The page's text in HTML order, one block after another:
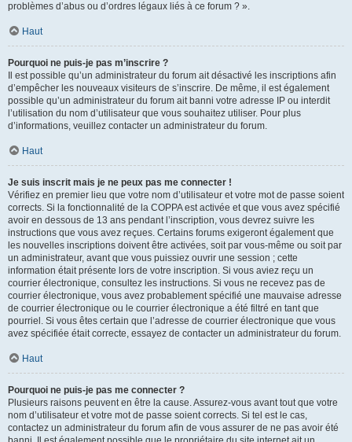
problèmes d’abus ou d’ordres légaux liés à ce forum ? ».
Haut
Pourquoi ne puis-je pas m’inscrire ?
Il est possible qu’un administrateur du forum ait désactivé les inscriptions afin
d’empêcher les nouveaux visiteurs de s’inscrire. De même, il est également
possible qu’un administrateur du forum ait banni votre adresse IP ou interdit
l’utilisation du nom d’utilisateur que vous souhaitez utiliser. Pour plus
d’informations, veuillez contacter un administrateur du forum.
Haut
Je suis inscrit mais je ne peux pas me connecter !
Vérifiez en premier lieu que votre nom d’utilisateur et votre mot de passe soient
corrects. Si la fonctionnalité de la COPPA est activée et que vous avez spécifié
avoir en dessous de 13 ans pendant l’inscription, vous devrez suivre les
instructions que vous avez reçues. Certains forums exigeront également que
les nouvelles inscriptions doivent être activées, soit par vous-même ou soit par
un administrateur, avant que vous puissiez ouvrir une session ; cette
information était présente lors de votre inscription. Si vous aviez reçu un
courrier électronique, consultez les instructions. Si vous ne recevez pas de
courrier électronique, vous avez probablement spécifié une mauvaise adresse
de courrier électronique ou le courrier électronique a été filtré en tant que
pourriel. Si vous êtes certain que l’adresse de courrier électronique que vous
avez spécifiée était correcte, essayez de contacter un administrateur du forum.
Haut
Pourquoi ne puis-je pas me connecter ?
Plusieurs raisons peuvent en être la cause. Assurez-vous avant tout que votre
nom d’utilisateur et votre mot de passe soient corrects. Si tel est le cas,
contactez un administrateur du forum afin de vous assurer de ne pas avoir été